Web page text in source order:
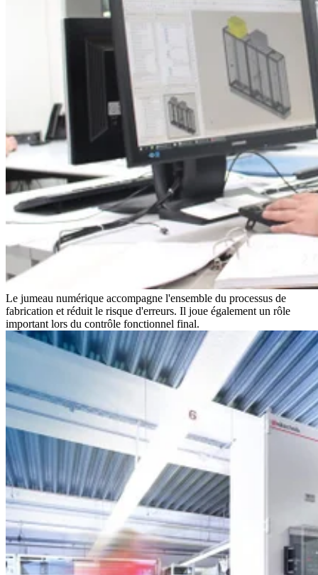
Le jumeau numérique accompagne l'ensemble du processus de
fabrication et réduit le risque d'erreurs. Il joue également un rôle
important lors du contrôle fonctionnel final.